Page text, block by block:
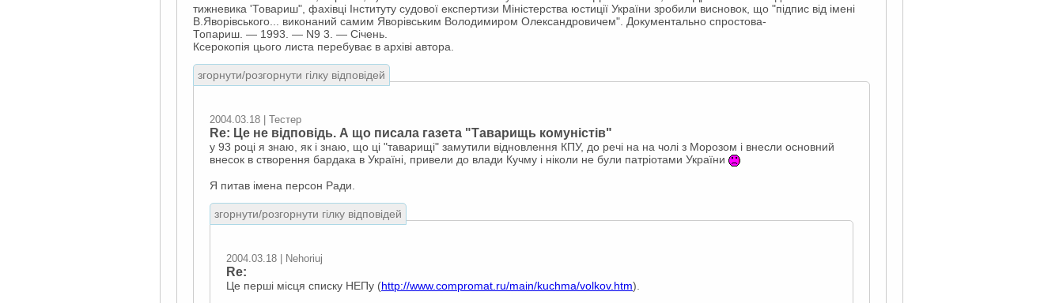
тижневика 'Товариш", фахівці Інституту судової експертизи Міністерства юстиції України зробили висновок, що "підпис від імені
В.Яворівського... виконаний самим Яворівським Володимиром Олександровичем". Документально спростова-
Топариш. — 1993. — N9 3. — Січень.
Ксерокопія цього листа перебуває в архіві автора.
згорнути/розгорнути гілку відповідей
2004.03.18 | Тестер
Re: Це не відповідь. А що писала газета "Таварищь комуністів"
у 93 році я знаю, як і знаю, що ці "таварищі" замутили відновлення КПУ, до речі на на чолі з Морозом і внесли основний
внесок в створення бардака в Україні, привели до влади Кучму і ніколи не були патріотами України
Я питав імена персон Ради.
згорнути/розгорнути гілку відповідей
2004.03.18 | Nehoriuj
Re:
Це перші місця списку НЕПу (http://www.compromat.ru/main/kuchma/volkov.htm).